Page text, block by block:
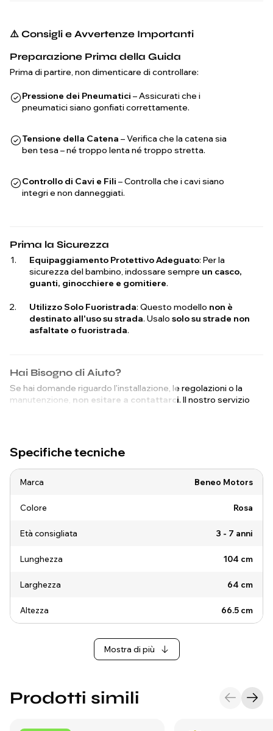
⚠️ Consigli e Avvertenze Importanti
Preparazione Prima della Guida
Prima di partire, non dimenticare di controllare:
Pressione dei Pneumatici – Assicurati che i
pneumatici siano gonfiati correttamente.
Tensione della Catena – Verifica che la catena sia
ben tesa – né troppo lenta né troppo stretta.
Controllo di Cavi e Fili – Controlla che i cavi siano
integri e non danneggiati.
Prima la Sicurezza
Equipaggiamento Protettivo Adeguato: Per la
sicurezza del bambino, indossare sempre un casco,
guanti, ginocchiere e gomitiere.
Utilizzo Solo Fuoristrada: Questo modello non è
destinato all'uso su strada. Usalo solo su strade non
asfaltate o fuoristrada.
Hai Bisogno di Aiuto?
Se hai domande riguardo l'installazione, le regolazioni o la
manutenzione, non esitare a contattarci. Il nostro servizio
Specifiche tecniche
Marca Beneo Motors
Colore Rosa
Età consigliata 3 - 7 anni
Lunghezza 104 cm
Larghezza 64 cm
Altezza 66.5 cm
Mostra di più
Prodotti simili